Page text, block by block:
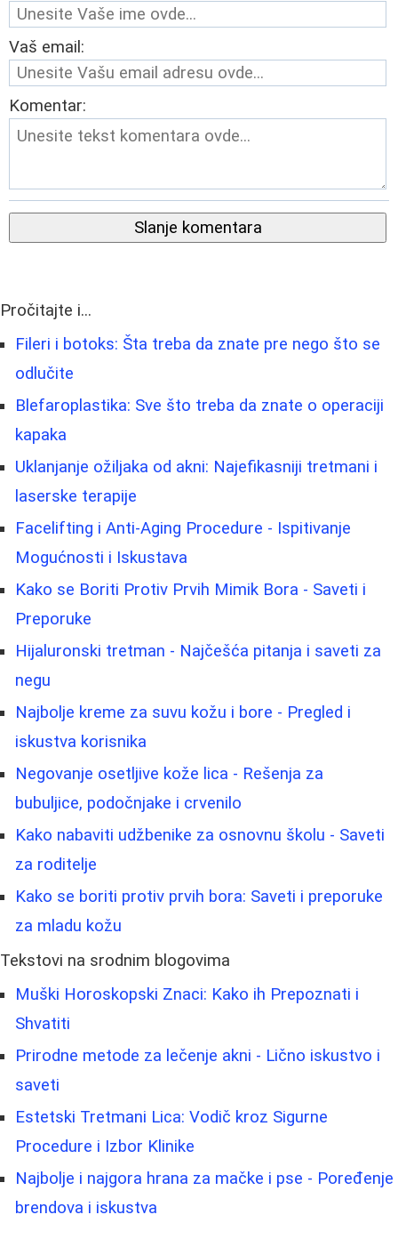
Vaš email:
Komentar:
Slanje komentara
Pročitajte i...
Fileri i botoks: Šta treba da znate pre nego što se
odlučite
Blefaroplastika: Sve što treba da znate o operaciji
kapaka
Uklanjanje ožiljaka od akni: Najefikasniji tretmani i
laserske terapije
Facelifting i Anti-Aging Procedure - Ispitivanje
Mogućnosti i Iskustava
Kako se Boriti Protiv Prvih Mimik Bora - Saveti i
Preporuke
Hijaluronski tretman - Najčešća pitanja i saveti za
negu
Najbolje kreme za suvu kožu i bore - Pregled i
iskustva korisnika
Negovanje osetljive kože lica - Rešenja za
bubuljice, podočnjake i crvenilo
Kako nabaviti udžbenike za osnovnu školu - Saveti
za roditelje
Kako se boriti protiv prvih bora: Saveti i preporuke
za mladu kožu
Tekstovi na srodnim blogovima
Muški Horoskopski Znaci: Kako ih Prepoznati i
Shvatiti
Prirodne metode za lečenje akni - Lično iskustvo i
saveti
Estetski Tretmani Lica: Vodič kroz Sigurne
Procedure i Izbor Klinike
Najbolje i najgora hrana za mačke i pse - Poređenje
brendova i iskustva